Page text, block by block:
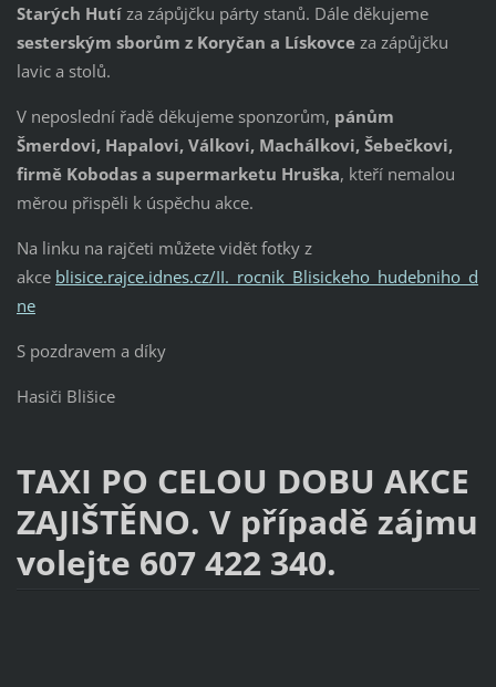
Starých Hutíza zápůjčku párty stanů. Dále děkujeme
sesterským sborům z Koryčan a Lískovceza zápůjčku
lavic a stolů.
V neposlední řadě děkujeme sponzorům, pánům
Šmerdovi, Hapalovi, Válkovi, Machálkovi, Šebečkovi,
firmě Kobodas a supermarketu Hruška, kteří nemalou
měrou přispěli k úspěchu akce.
Na linku na rajčeti můžete vidět fotky z
akce blisice.rajce.idnes.cz/II._rocnik_Blisickeho_hudebniho_d
ne
S pozdravem a díky
Hasiči Blišice
TAXI PO CELOU DOBU AKCE
ZAJIŠTĚNO. V případě zájmu
volejte 607 422 340.